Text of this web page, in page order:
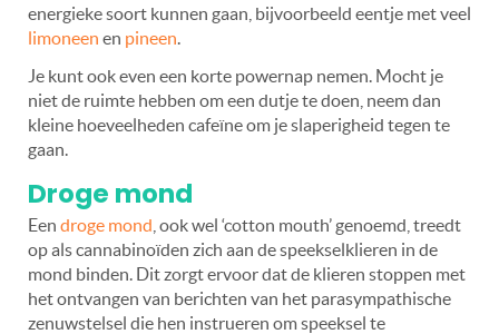
energieke soort kunnen gaan, bijvoorbeeld eentje met veel
limoneen en pineen
Je kunt ook even een korte powernap nemen. Mocht je
niet de ruimte hebben om een dutje te doen, neem dan
kleine hoeveelheden cafeïne om je slaperigheid tegen te
gaan.
Droge mond
Een droge mond , ook wel ‘cotton mouth’ genoemd, treedt
op als cannabinoïden zich aan de speekselklieren in de
mond binden. Dit zorgt ervoor dat de klieren stoppen met
het ontvangen van berichten van het parasympathische
zenuwstelsel die hen instrueren om speeksel te